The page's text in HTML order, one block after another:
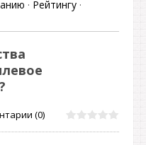
· Рейтингу ·
(0)